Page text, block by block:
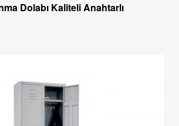
Dolabı Kaliteli Anahtarlı